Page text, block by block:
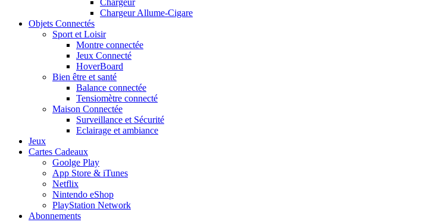
Chargeur
Chargeur Allume-Cigare
Objets Connectés
Sport et Loisir
Montre connectée
Jeux Connecté
HoverBoard
Bien être et santé
Balance connectée
Tensiomètre connecté
Maison Connectée
Surveillance et Sécurité
Eclairage et ambiance
Jeux
Cartes Cadeaux
Goolge Play
App Store & iTunes
Netflix
Nintendo eShop
PlayStation Network
Abonnements